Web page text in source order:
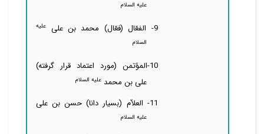
علیه السلام
9- الفعّال (فعّال) محمد بن علی
علیه
السلام
10-المؤتمن (مورد اعتماد قرار گرفته)
علی بن محمدعلیه السلام
11- العلاّم (بسیار دانا) حسن بن علی
علیه السلام